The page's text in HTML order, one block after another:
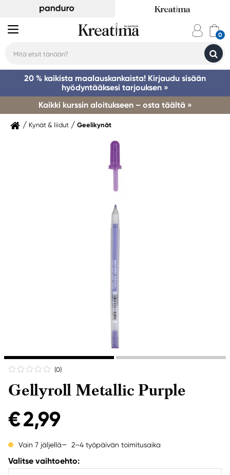
20 % kaikista maalauskankaista! Kirjaudu sisään
hyödyntääksesi tarjouksen »
Kaikki kurssin aloitukseen – osta täältä »
Kynät & liidut Geelikynät
(0)
Gellyroll Metallic Purple
€ 2,99
Vain 7 jäljellä 2–4 työpäivän toimitusaika
Valitse vaihtoehto: